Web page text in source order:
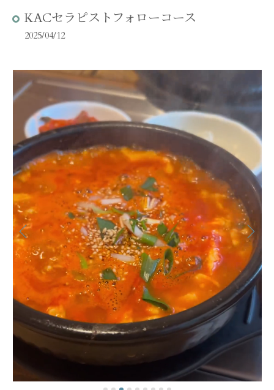
KACセラピストフォローコース
2025/04/12